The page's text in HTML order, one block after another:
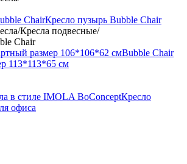
Кресло пузырь Bubble Chair
/Кресла подвесные/
Chair
размер 106*106*62 смBubble Chair
113*113*65 см
в стиле IMOLA BoConceptКресло
офиса